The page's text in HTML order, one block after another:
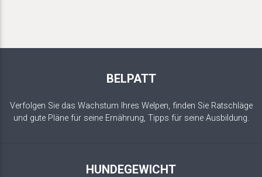
BELPATT
Verfolgen Sie das Wachstum Ihres Welpen, finden Sie Ratschläge
und gute Pläne für seine Ernährung, Tipps für seine Ausbildung.
HUNDEGEWICHT